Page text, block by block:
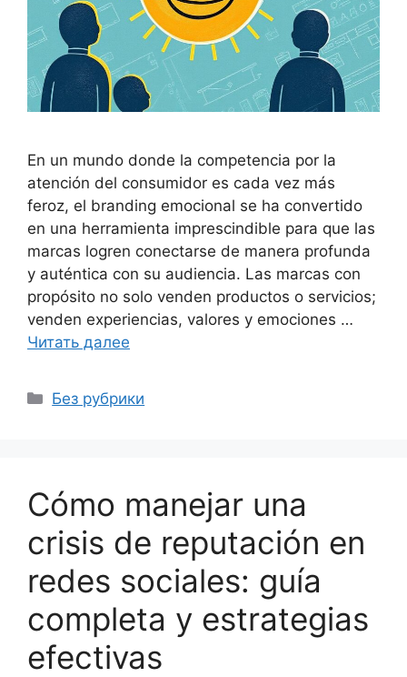
En un mundo donde la competencia por la
atención del consumidor es cada vez más
feroz, el branding emocional se ha convertido
en una herramienta imprescindible para que las
marcas logren conectarse de manera profunda
y auténtica con su audiencia. Las marcas con
propósito no solo venden productos o servicios;
venden experiencias, valores y emociones …
Читать далее
Рубрики
Без рубрики
Cómo manejar una
crisis de reputación en
redes sociales: guía
completa y estrategias
efectivas